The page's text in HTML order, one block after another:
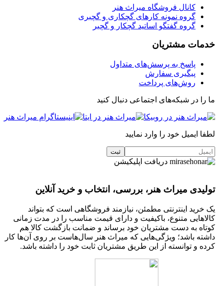
کانال فروشگاه میراث هنر
گروه نمونه کارهای گچکاری و گچبری
گروه گفتگو اساتید گچکار و گچبر
خدمات مشتریان
پاسخ به پرسش‌های متداول
پیگیری سفارش
روش‌های پرداخت
ما را در شبکه‌های اجتماعی دنبال کنید
لطفا ایمیل خود را وارد نمایید
دریافت اپلیکیشن
تولیدی میراث هنر، بررسی، انتخاب و خرید آنلاین
یک خرید اینترنتی مطمئن، نیازمند فروشگاهی است که بتواند
کالاهایی متنوع، باکیفیت و دارای قیمت مناسب را در مدت زمانی
کوتاه به دست مشتریان خود برساند و ضمانت بازگشت کالا هم
داشته باشد؛ ویژگی‌هایی که میراث هنر سال‌هاست بر روی آن‌ها کار
کرده و توانسته از این طریق مشتریان ثابت خود را داشته باشد.